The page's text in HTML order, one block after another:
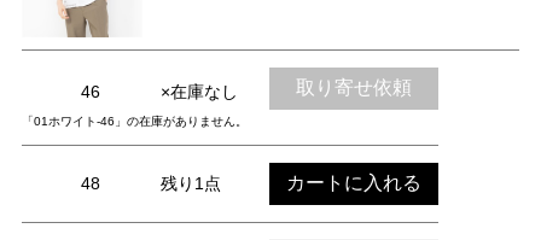
46 ×在庫なし 取り寄せ依頼
「01ホワイト-46」の在庫がありません。
48 残り1点 カートに入れる